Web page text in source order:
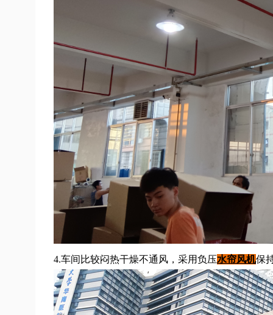
4.车间比较闷热干燥不通风，采用负压水帘风机保